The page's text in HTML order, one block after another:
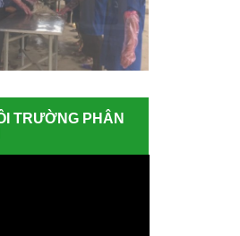
TRƯỜNG PHÂN